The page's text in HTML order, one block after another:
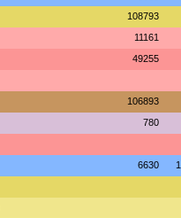
108793
11161
49255
106893
780
6630